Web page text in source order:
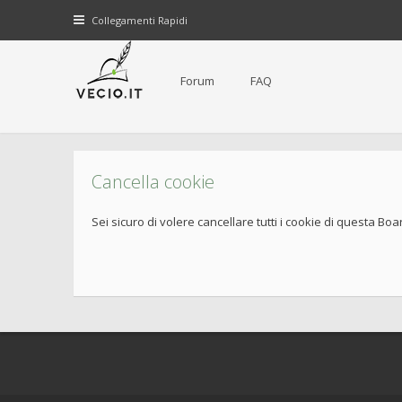
Collegamenti Rapidi
Forum FAQ
Cancella cookie
Sei sicuro di volere cancellare tutti i cookie di questa